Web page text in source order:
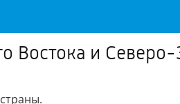
Востока и Северо-